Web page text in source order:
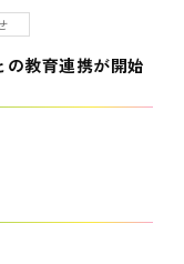
教育連携が開始